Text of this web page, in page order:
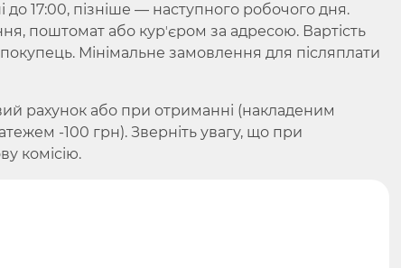
17:00, пізніше — наступного робочого дня.
поштомат або курʼєром за адресою. Вартість
Мінімальне замовлення для післяплати
рахунок або при отриманні (накладеним
-100 грн). Зверніть увагу, що при
комісію.